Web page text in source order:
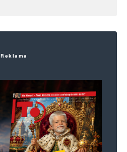
Reklama